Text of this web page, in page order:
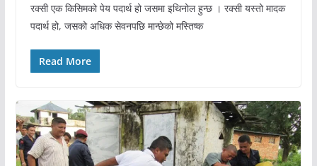
रक्सी एक किसिमको पेय पदार्थ हो जसमा इथिनोल हुन्छ । रक्सी यस्तो मादक
पदार्थ हो, जसको अधिक सेवनपछि मान्छेको मस्तिष्क
Read More